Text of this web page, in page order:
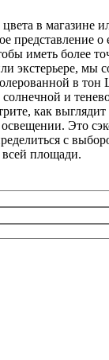
в магазине
представление
иметь более
экстерьере, мы
в
и
как выглядит
Это
с
площади.